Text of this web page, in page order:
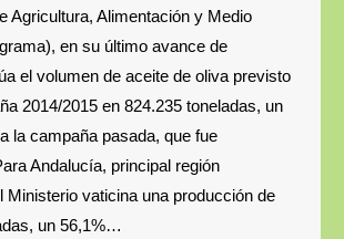
Agricultura, Alimentación y Medio
en su último avance de
el volumen de aceite de oliva previsto
2014/2015 en 824.235 toneladas, un
la campaña pasada, que fue
Andalucía, principal región
Ministerio vaticina una producción de
un 56,1%…